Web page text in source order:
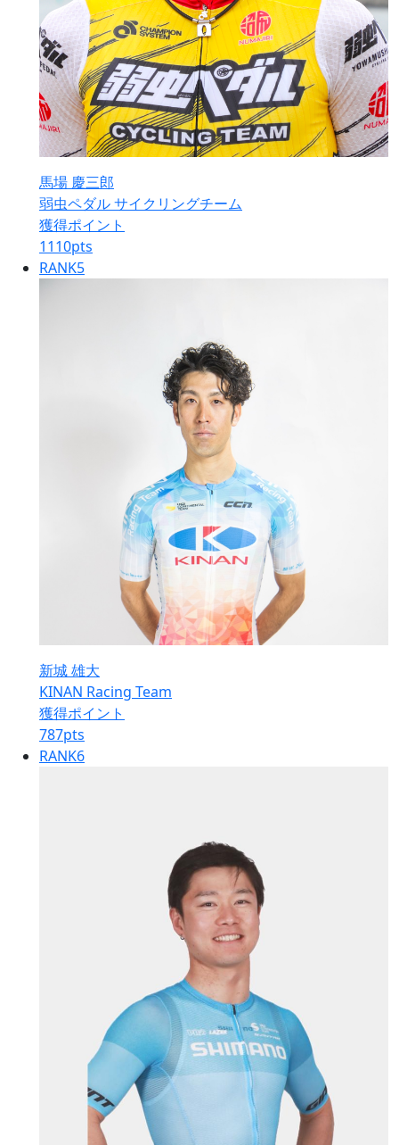
馬場 慶三郎
弱虫ペダル サイクリングチーム
獲得ポイント
1110pts
RANK5
新城 雄大
KINAN Racing Team
獲得ポイント
787pts
RANK6